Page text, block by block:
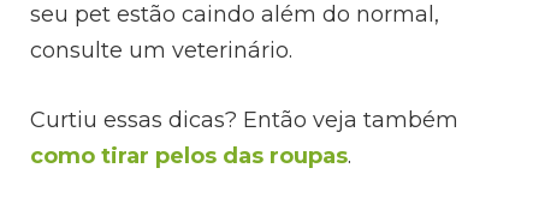
seu pet estão caindo além do normal,
consulte um veterinário.
Curtiu essas dicas? Então veja também
como tirar pelos das roupas.